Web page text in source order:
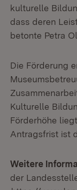
kulturelle
dass deren
betonte Petra
Die Förderung
Kulturelle
Förderhöhe
Antragsfrist ist
Weitere
der